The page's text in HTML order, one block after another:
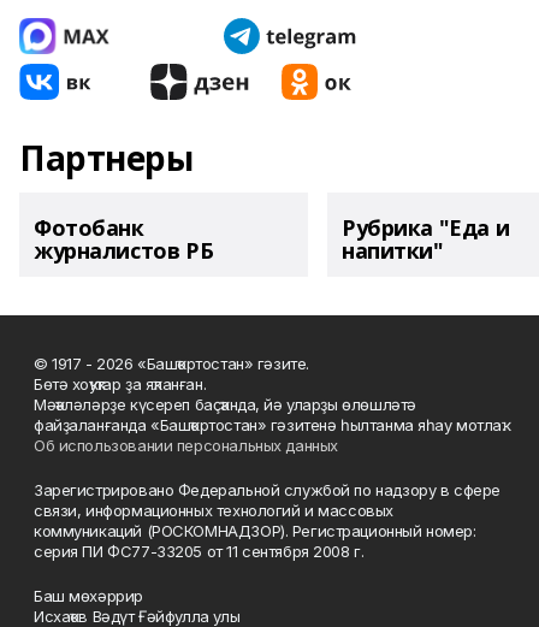
Партнеры
Фотобанк
журналистов РБ
Рубрика "Еда и
напитки"
© 1917 - 2026 «Башҡортостан» гәзите.
Бөтә хоҡуҡтар ҙа яҡланған.
Мәҡәләләрҙе күсереп баҫҡанда, йә уларҙы өлөшләтә
файҙаланғанда «Башҡортостан» гәзитенә һылтанма яһау мотлаҡ.
Об использовании персональных данных
Зарегистрировано Федеральной службой по надзору в сфере
связи, информационных технологий и массовых
коммуникаций (РОСКОМНАДЗОР). Регистрационный номер:
серия ПИ ФС77-33205 от 11 сентября 2008 г.
Баш мөхәррир
Исхаҡов Вәдүт Ғәйфулла улы